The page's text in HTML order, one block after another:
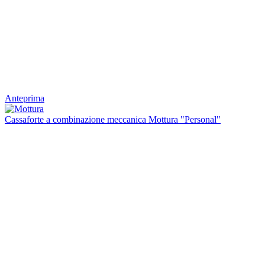
Anteprima
Cassaforte a combinazione meccanica Mottura "Personal"